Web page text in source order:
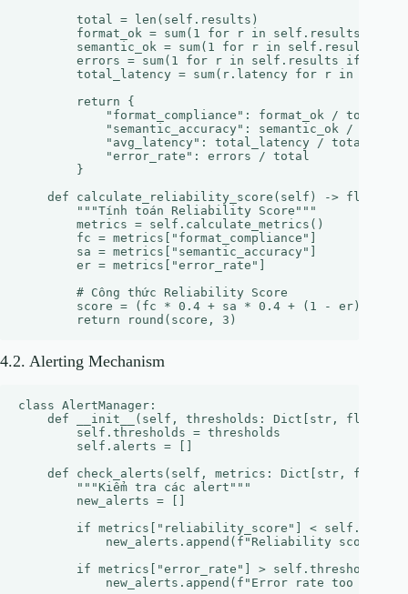
        total = len(self.results)
format_ok = sum(1 for r in self.results if
semantic_ok = sum(1 for r in self.results if
errors = sum(1 for r in self.results if
total_latency = sum(r.latency for r in
        return {
            "format_compliance": format_ok / total,
            "semantic_accuracy": semantic_ok / total,
            "avg_latency": total_latency / total,
            "error_rate": errors / total
        }
    def calculate_reliability_score(self) -> float:
        """Tính toán Reliability Score"""
        metrics = self.calculate_metrics()
        fc = metrics["format_compliance"]
        sa = metrics["semantic_accuracy"]
        er = metrics["error_rate"]
        # Công thức Reliability Score
score = (fc * 0.4 + sa * 0.4 + (1 - er) *
4.2. Alerting Mechanism
class AlertManager:
    def __init__(self, thresholds: Dict[str, float]):
        self.thresholds = thresholds
        self.alerts = []
def check_alerts(self, metrics: Dict[str,
        """Kiểm tra các alert"""
        new_alerts = []
if metrics["reliability_score"] <
new_alerts.append(f"Reliability score
if metrics["error_rate"] >
new_alerts.append(f"Error rate too